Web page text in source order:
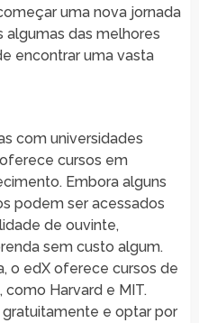
uma nova jornada
algumas das melhores
encontrar uma vasta
com universidades
cursos em
Embora alguns
podem ser acessados
de ouvinte,
sem custo algum.
o edX oferece cursos de
Harvard e MIT.
e optar por